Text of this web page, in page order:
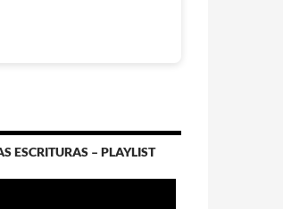
ESCRITURAS – PLAYLIST